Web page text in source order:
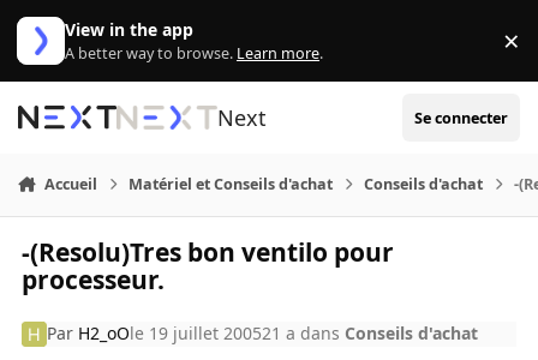
Aller au contenu
View in the app
A better way to browse. Learn more. ×
Next Se connecter
Accueil Matériel et Conseils d'achat Conseils d'achat -
-(Resolu)Tres bon ventilo pour
processeur.
Par H2_oOle 19 juillet 200521 a dans Conseils d'achat